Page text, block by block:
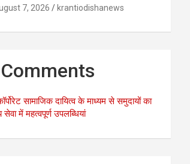
7, 2026 krantiodishanews
सामाजिक दायित्व के माध्यम से समुदायों का
में महत्वपूर्ण उपलब्धियां